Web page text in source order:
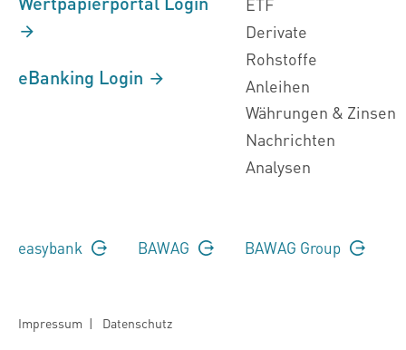
eBanking Login
ETF
Derivate
Rohstoffe
Anleihen
Währungen & Zinsen
Nachrichten
Analysen
easybank BAWAG BAWAG Group
Impressum | Datenschutz